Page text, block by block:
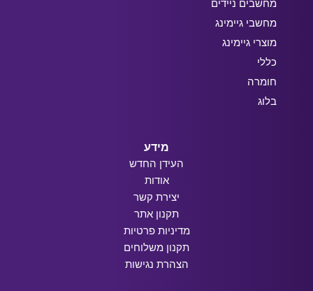
מחשבים ניידים
מחשבי גיימינג
מוצרי גיימינג
כללי
חומרה
בלוג
מידע
העידן החדש
אודות
יצירת קשר
תקנון אתר
מדיניות פרטיות
תקנון משלוחים
הצהרת נגישות